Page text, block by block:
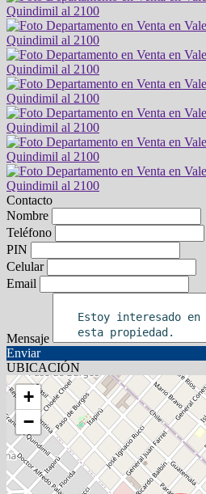
Contacto
Nombre
Teléfono
PIN
Celular
Email
Mensaje
Enviar
UBICACIÓN
+
−